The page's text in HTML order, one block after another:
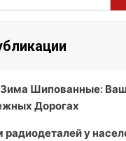
Шипованные:
Дорогах
радиодеталей у